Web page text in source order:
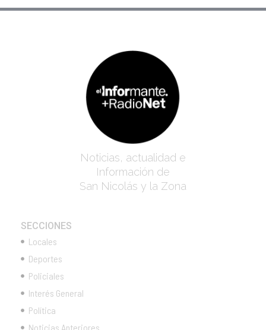
Noticias, actualidad e
Información de
San Nicolás y la Zona
SECCIONES
Locales
Deportes
Policiales
Interés General
Política
Noticias Anteriores